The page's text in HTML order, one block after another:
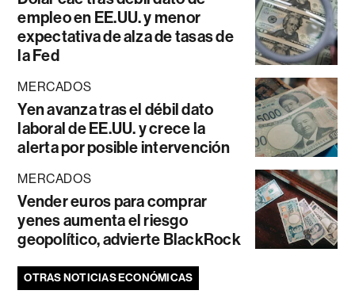
empleo en EE.UU. y menor
expectativa de alza de tasas de
la Fed
MERCADOS
Yen avanza tras el débil dato
laboral de EE.UU. y crece la
alerta por posible intervención
MERCADOS
Vender euros para comprar
yenes aumenta el riesgo
geopolítico, advierte BlackRock
OTRAS NOTICIAS ECONÓMICAS